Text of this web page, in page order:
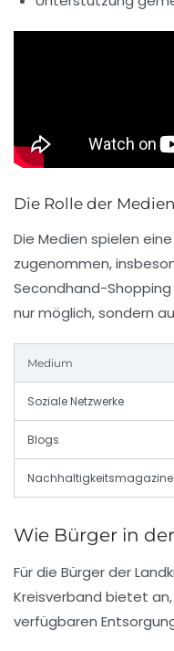
Die Rolle der
Die Medien spielen
zugenommen,
Secondhand-
nur möglich, sondern
Medium
Soziale Netzwerke
Blogs
Nachhaltigkeitsmagazine
Wie Bürger in
Für die Bürger der
Kreisverband bietet an,
verfügbaren